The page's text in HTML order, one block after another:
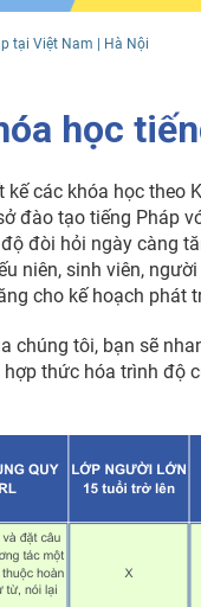
tại Việt Nam | Hà Nội
học
các khóa học theo
đào tạo tiếng Pháp
đòi hỏi ngày càng
niên, sinh viên,
cho kế hoạch phát
chúng tôi, bạn sẽ
thức hóa trình độ